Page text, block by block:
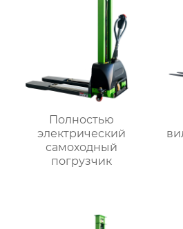
Полностью
электрический
самоходный
погрузчик